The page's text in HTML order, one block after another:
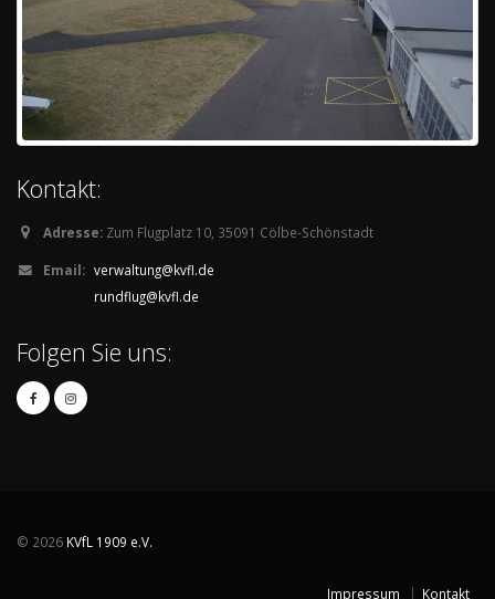
Kontakt:
Adresse: Zum Flugplatz 10, 35091 Cölbe-Schönstadt
Email: verwaltung@kvfl.de
rundflug@kvfl.de
Folgen Sie uns:
© 2026 KVfL 1909 e.V.
Impressum Kontakt